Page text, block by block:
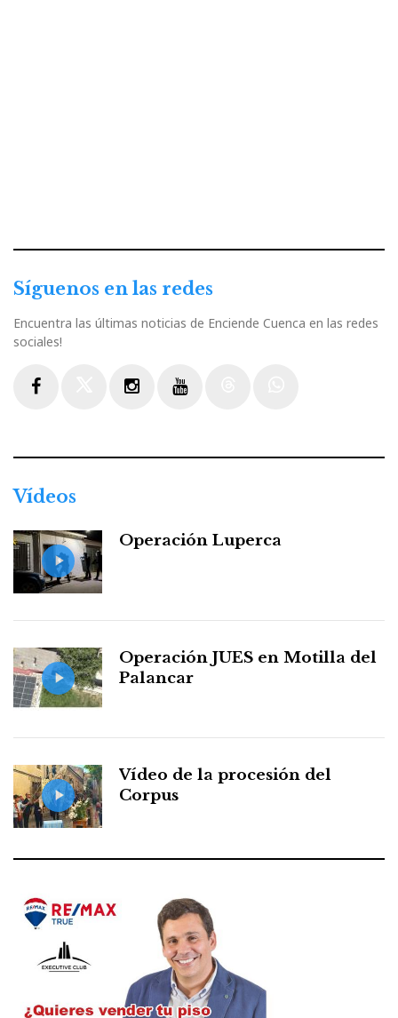
Síguenos en las redes
Encuentra las últimas noticias de Enciende Cuenca en las redes
sociales!
Vídeos
Operación Luperca
Operación JUES en Motilla del
Palancar
Vídeo de la procesión del
Corpus